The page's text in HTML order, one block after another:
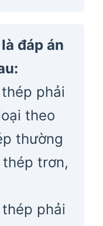
đáp án
phải
theo
thường
trơn,
phải